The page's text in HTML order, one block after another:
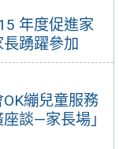
年度促進家
踴躍參加
繃兒童服務
談—家長場」